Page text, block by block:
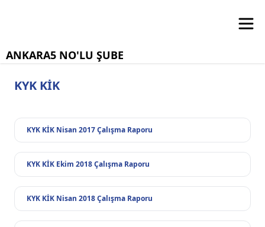
ANKARA5 NO'LU ŞUBE
KYK KİK
KYK KİK Nisan 2017 Çalışma Raporu
KYK KİK Ekim 2018 Çalışma Raporu
KYK KİK Nisan 2018 Çalışma Raporu